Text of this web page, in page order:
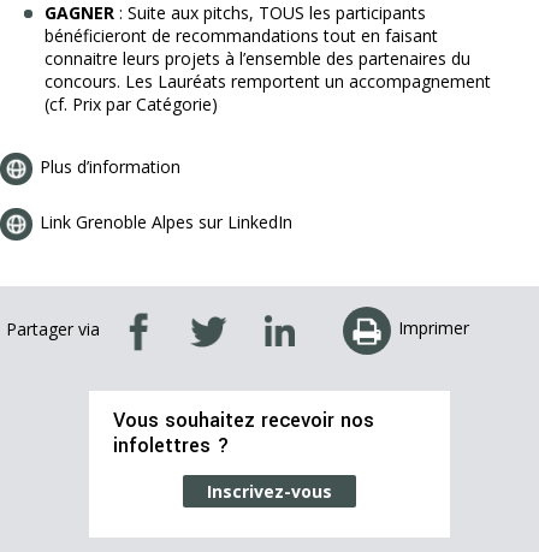
GAGNER : Suite aux pitchs, TOUS les participants
bénéficieront de recommandations tout en faisant
connaitre leurs projets à l’ensemble des partenaires du
concours. Les Lauréats remportent un accompagnement
(cf. Prix par Catégorie)
Plus d’information
Link Grenoble Alpes sur LinkedIn
Partager via Imprimer
Vous souhaitez recevoir nos
infolettres ?
Inscrivez-vous